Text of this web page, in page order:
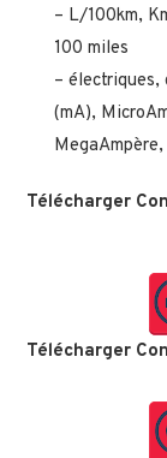
– L/100km,
100 miles
– électriques,
(mA),
Télécharger
Télécharger